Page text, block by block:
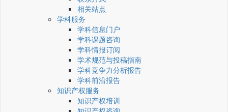
相关站点
学科服务
学科信息门户
学科课题咨询
学科情报订阅
学术规范与投稿指南
学科竞争力分析报告
学科前沿报告
知识产权服务
知识产权培训